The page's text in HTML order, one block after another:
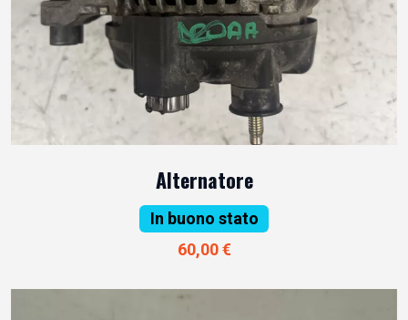
Alternatore
In buono stato
60,00 €